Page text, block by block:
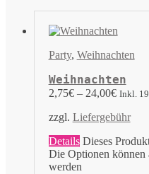
Party, Weihnachten
Weihnachten
2,75€– 24,00€ Inkl.
zzgl. Liefergebühr
Details Dieses
Die Optionen können
werden